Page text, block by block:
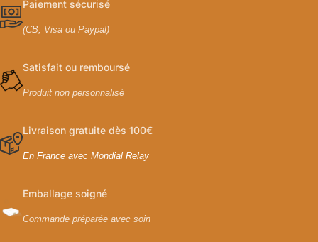
Paiement sécurisé
(CB, Visa ou Paypal)
Satisfait ou remboursé
Produit non personnalisé
Livraison gratuite dès 100€
En France avec Mondial Relay
Emballage soigné
Commande préparée avec soin